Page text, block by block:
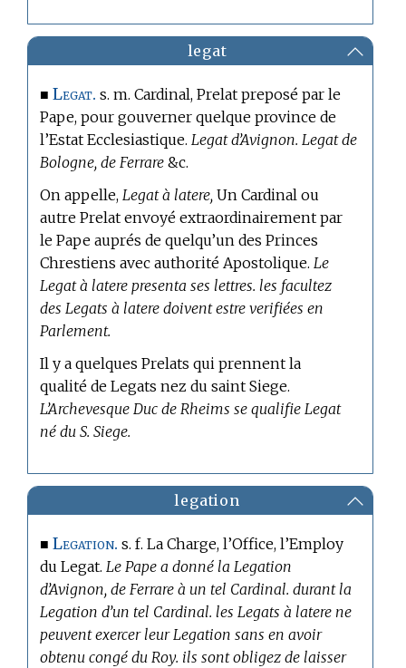
legat
■Legat. s. m. Cardinal, Prelat preposé par le
Pape, pour gouverner quelque province de
l’Estat Ecclesiastique.Legat d’Avignon. Legat de
Bologne, de Ferrare &c.
On appelle, Legat à latere, Un Cardinal ou
autre Prelat envoyé extraordinairement par
le Pape auprés de quelqu’un des Princes
Chrestiens avec authorité Apostolique. Le
Legat à latere presenta ses lettres. les facultez
des Legats à latere doivent estre verifiées en
Parlement.
Il y a quelques Prelats qui prennent la
qualité de Legats nez du saint Siege.
L’Archevesque Duc de Rheims se qualifie Legat
né du S. Siege.
legation
■Legation. s. f. La Charge, l’Office, l’Employ
du Legat.Le Pape a donné la Legation
d’Avignon, de Ferrare à un tel Cardinal. durant la
Legation d’un tel Cardinal. les Legats à latere ne
peuvent exercer leur Legation sans en avoir
obtenu congé du Roy. ils sont obligez de laisser